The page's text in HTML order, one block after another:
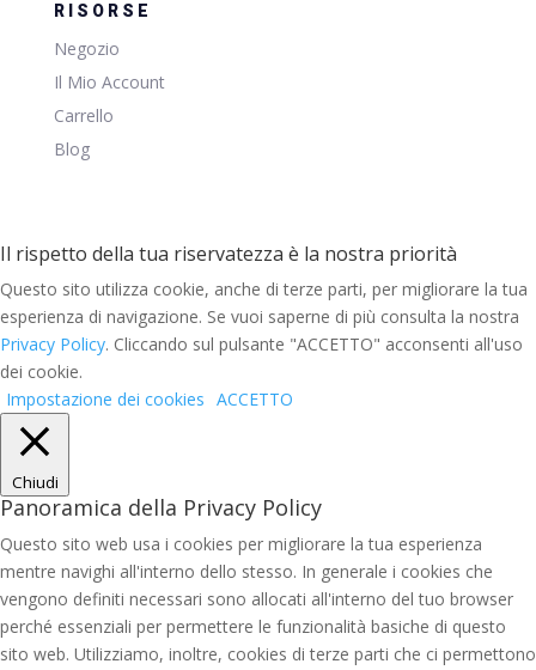
RISORSE
Negozio
Il Mio Account
Carrello
Blog
Il rispetto della tua riservatezza è la nostra priorità
Questo sito utilizza cookie, anche di terze parti, per migliorare la tua
esperienza di navigazione. Se vuoi saperne di più consulta la nostra
Privacy Policy. Cliccando sul pulsante "ACCETTO" acconsenti all'uso
dei cookie.
Impostazione dei cookies ACCETTO
Chiudi
Panoramica della Privacy Policy
Questo sito web usa i cookies per migliorare la tua esperienza
mentre navighi all'interno dello stesso. In generale i cookies che
vengono definiti necessari sono allocati all'interno del tuo browser
perché essenziali per permettere le funzionalità basiche di questo
sito web. Utilizziamo, inoltre, cookies di terze parti che ci permettono